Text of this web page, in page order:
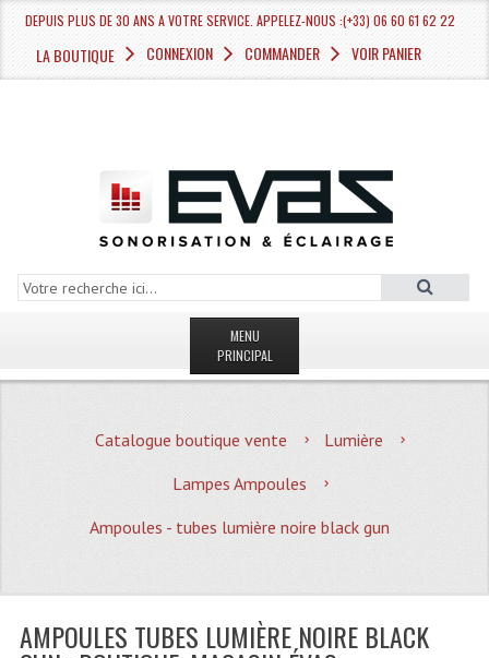
DEPUIS PLUS DE 30 ANS A VOTRE SERVICE. APPELEZ-NOUS :(+33) 06 60 61 62 22
LA BOUTIQUE CONNEXION COMMANDER VOIR PANIER
MENU
PRINCIPAL
MAGASIN
Quoi De Neuf?
Promotions
Location De Matériel
Catalogue boutique vente
Lumière
Lampes Ampoules
Ampoules - tubes lumière noire black gun
AMPOULES TUBES LUMIÈRE NOIRE BLACK